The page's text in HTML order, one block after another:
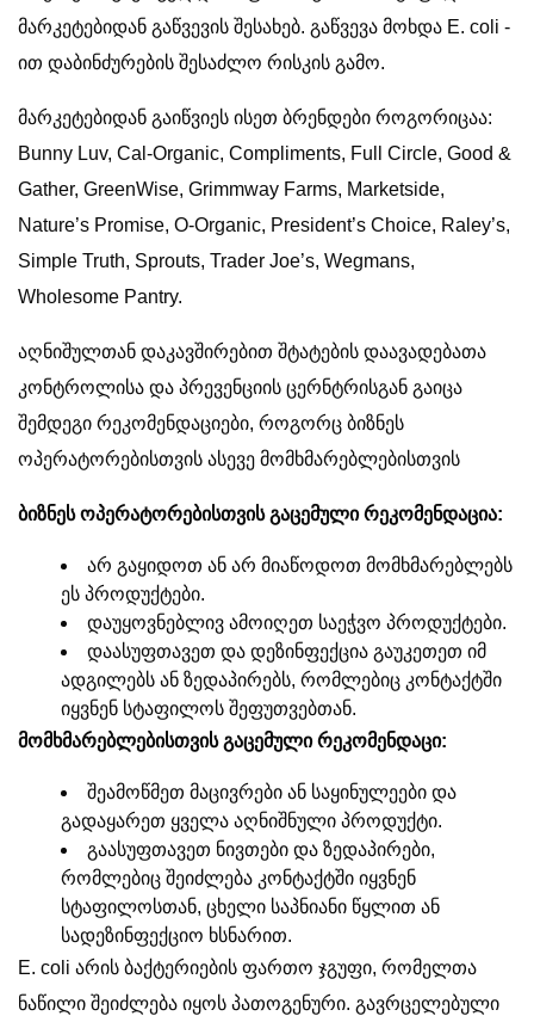
მარკეტებიდან გაწვევის შესახებ. გაწვევა მოხდა E. coli -
ით დაბინძურების შესაძლო რისკის გამო.
მარკეტებიდან გაიწვიეს ისეთ ბრენდები როგორიცაა:
Bunny Luv, Cal-Organic, Compliments, Full Circle, Good &
Gather, GreenWise, Grimmway Farms, Marketside,
Nature’s Promise, O-Organic, President’s Choice, Raley’s,
Simple Truth, Sprouts, Trader Joe’s, Wegmans,
Wholesome Pantry.
აღნიშულთან დაკავშირებით შტატების დაავადებათა
კონტროლისა და პრევენციის ცერნტრისგან გაიცა
შემდეგი რეკომენდაციები, როგორც ბიზნეს
ოპერატორებისთვის ასევე მომხმარებლებისთვის
ბიზნეს ოპერატორებისთვის გაცემული რეკომენდაცია:
არ გაყიდოთ ან არ მიაწოდოთ მომხმარებლებს
ეს პროდუქტები.
დაუყოვნებლივ ამოიღეთ საეჭვო პროდუქტები.
დაასუფთავეთ და დეზინფექცია გაუკეთეთ იმ
ადგილებს ან ზედაპირებს, რომლებიც კონტაქტში
იყვნენ სტაფილოს შეფუთვებთან.
მომხმარებლებისთვის გაცემული რეკომენდაცი:
შეამოწმეთ მაცივრები ან საყინულეები და
გადაყარეთ ყველა აღნიშნული პროდუქტი.
გაასუფთავეთ ნივთები და ზედაპირები,
რომლებიც შეიძლება კონტაქტში იყვნენ
სტაფილოსთან, ცხელი საპნიანი წყლით ან
სადეზინფექციო ხსნარით.
E. coli არის ბაქტერიების ფართო ჯგუფი, რომელთა
ნაწილი შეიძლება იყოს პათოგენური. გავრცელებული